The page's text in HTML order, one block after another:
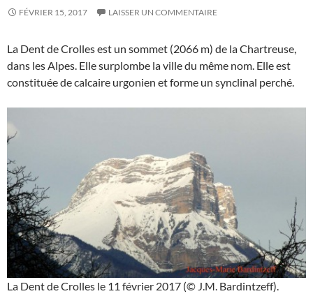
FÉVRIER 15, 2017 LAISSER UN COMMENTAIRE
La Dent de Crolles est un sommet (2066 m) de la Chartreuse,
dans les Alpes. Elle surplombe la ville du même nom. Elle est
constituée de calcaire urgonien et forme un synclinal perché.
La Dent de Crolles le 11 février 2017 (© J.M. Bardintzeff).